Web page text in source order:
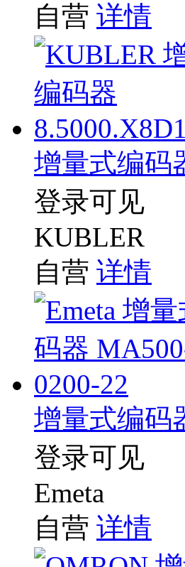
自营 详情
增量式编码
登录可见
KUBLER
自营 详情
增量式编码
登录可见
Emeta
自营 详情